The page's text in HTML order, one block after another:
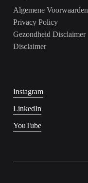
Algemene Voorwaarden
Privacy Policy
Gezondheid Disclaimer
Disclaimer
Instagram
LinkedIn
YouTube